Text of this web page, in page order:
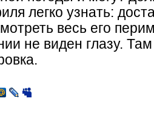
легко узнать:
весь его
не виден глазу.